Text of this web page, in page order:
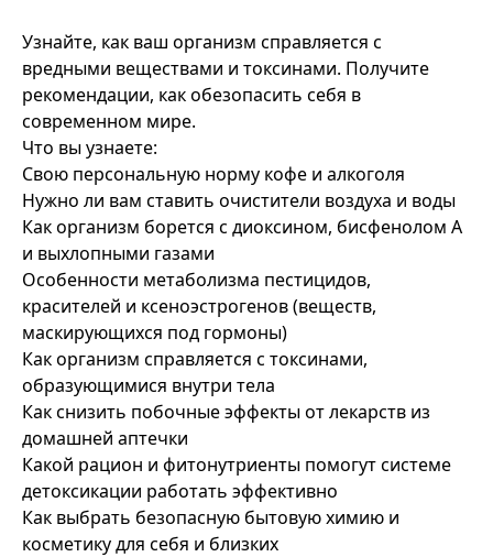
Узнайте, как ваш организм справляется с
вредными веществами и токсинами. Получите
рекомендации, как обезопасить себя в
современном мире.
Что вы узнаете:
Свою персональную норму кофе и алкоголя
Нужно ли вам ставить очистители воздуха и воды
Как организм борется с диоксином, бисфенолом А
и выхлопными газами
Особенности метаболизма пестицидов,
красителей и ксеноэстрогенов (веществ,
маскирующихся под гормоны)
Как организм справляется с токсинами,
образующимися внутри тела
Как снизить побочные эффекты от лекарств из
домашней аптечки
Какой рацион и фитонутриенты помогут системе
детоксикации работать эффективно
Как выбрать безопасную бытовую химию и
косметику для себя и близких